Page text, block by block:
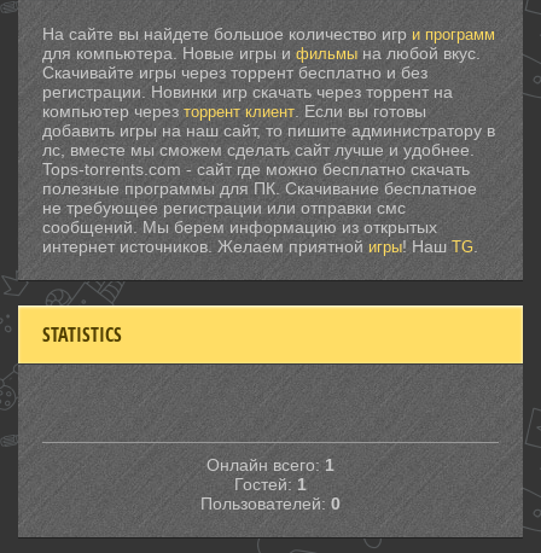
На сайте вы найдете большое количество игр и программ
для компьютера. Новые игры и фильмы на любой вкус.
Скачивайте игры через торрент бесплатно и без
регистрации. Новинки игр скачать через торрент на
компьютер через торрент клиент . Если вы готовы
добавить игры на наш сайт, то пишите администратору в
лс, вместе мы сможем сделать сайт лучше и удобнее.
Tops-torrents.com - сайт где можно бесплатно скачать
полезные программы для ПК. Скачивание бесплатное
не требующее регистрации или отправки смс
сообщений. Мы берем информацию из открытых
интернет источников. Желаем приятной игры! Наш TG
STATISTICS
Онлайн всего: 1
Гостей: 1
Пользователей: 0